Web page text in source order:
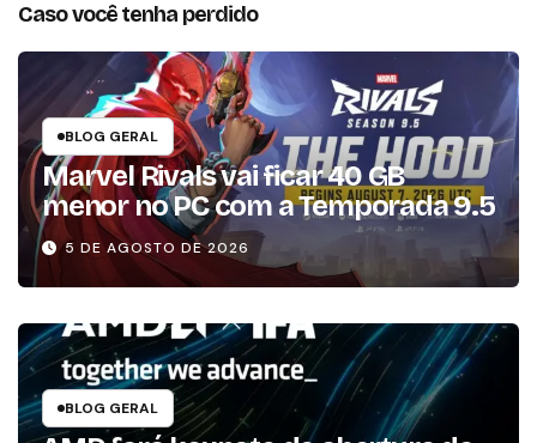
Caso você tenha perdido
BLOG GERAL
Marvel Rivals vai ficar 40 GB
menor no PC com a Temporada 9.5
5 DE AGOSTO DE 2026
BLOG GERAL